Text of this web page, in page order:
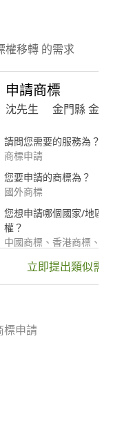
權移轉 的需求
申請商標
沈先生 金門縣 金沙
請問您需要的服務為？
商標申請
您要申請的商標為？
國外商標
您想申請哪個國家/地區
權？
中國商標、香港商標、澳
立即提出類似需
標申請